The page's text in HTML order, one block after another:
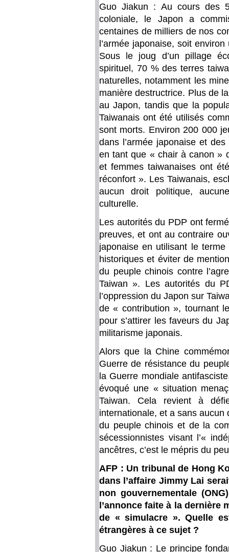
Guo Jiakun : Au cours des
coloniale, le Japon a
centaines de milliers de nos
l’armée japonaise, soit
Sous le joug d’un pillage
spirituel, 70 % des terres
naturelles, notamment les
manière destructrice. Plus de
au Japon, tandis que la
Taiwanais ont été utilisés
sont morts. Environ 200 000
dans l’armée japonaise et
en tant que « chair à canon »
et femmes taiwanaises ont
réconfort ». Les Taiwanais,
aucun droit politique,
culturelle.
Les autorités du PDP ont
preuves, et ont au contraire
japonaise en utilisant le
historiques et éviter de
du peuple chinois contre
Taiwan ». Les autorités du
l’oppression du Japon sur
de « contribution », tournant
pour s’attirer les faveurs du
militarisme japonais.
Alors que la Chine
Guerre de résistance du
la Guerre mondiale
évoqué une « situation
Taiwan. Cela revient à
internationale, et a sans
du peuple chinois et de la
sécessionnistes visant l’«
ancêtres, c’est le mépris du
AFP : Un tribunal de Hong
dans l’affaire Jimmy Lai
non gouvernementale
l’annonce faite à la dernière
de « simulacre ». Quelle
étrangères à ce sujet ?
Guo Jiakun : Le principe